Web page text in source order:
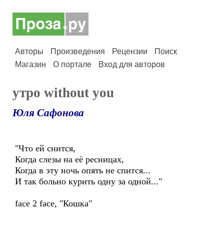
Авторы Произведения Рецензии
Поиск
Магазин
О портале Вход для авторов
утро without you
Юля Сафонова
"Что ей снится,
Когда слезы на её ресницах,
Когда в эту ночь опять не спится...
И так больно курить одну за одной..."
face 2 face, "Кошка"